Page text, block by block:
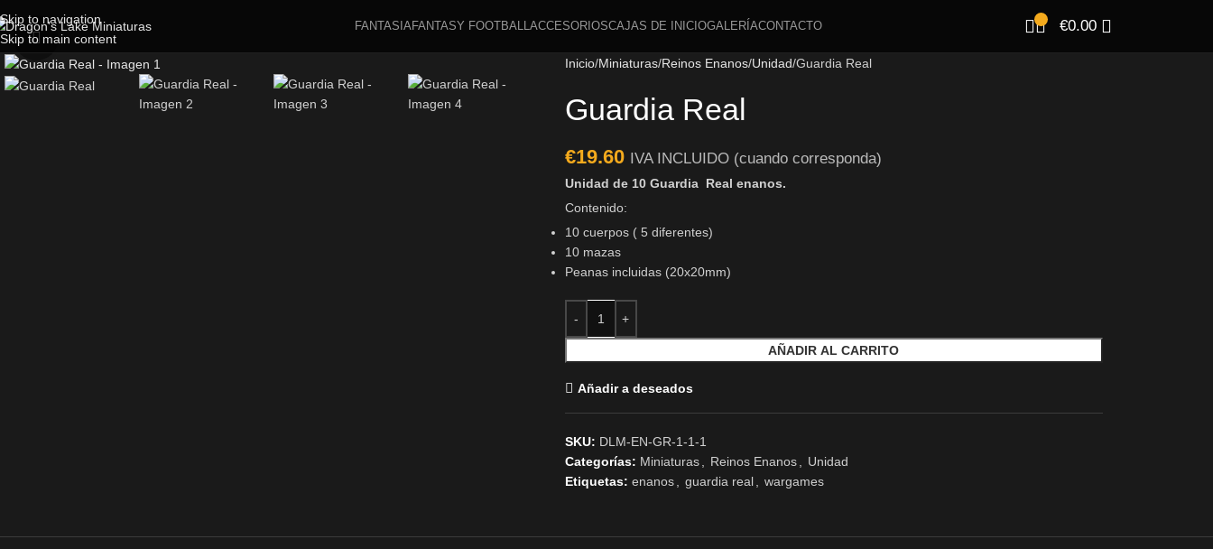
Skip to navigation
Skip to main content
FANTASIAFANTASY FOOTBALLACCESORIOSCAJAS DE INICIOGALERÍACONTACTO €0.00
Click to enlarge
Inicio Miniaturas Reinos Enanos Unidad Guardia Real
Guardia Real
€19.60 IVA INCLUIDO (cuando corresponda)
Unidad de 10 Guardia Real enanos.
Contenido:
10 cuerpos ( 5 diferentes)
10 mazas
Peanas incluidas (20x20mm)
AÑADIR AL CARRITO
Añadir a deseados
SKU: DLM-EN-GR-1-1-1
Categorías: Miniaturas Reinos Enanos
Unidad
Etiquetas: enanos guardia real wargames